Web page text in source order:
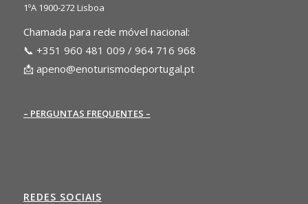
1ºA 1900-272 Lisboa
Chamada para rede móvel nacional:
📞 +351 960 481 009 / 964 716 968
📩 apeno@enoturismodeportugal.pt
– PERGUNTAS FREQUENTES –
REDES SOCIAIS